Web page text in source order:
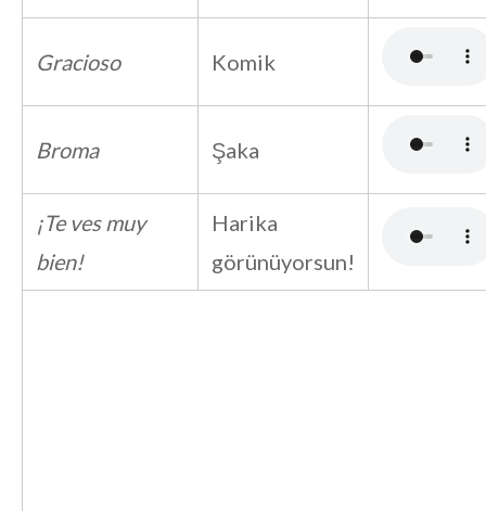
Gracioso Komik
Broma Şaka
¡Te ves muy
bien!
Harika
görünüyorsun!